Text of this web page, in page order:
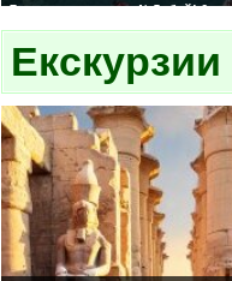
7 нощувки в хотел 4* Дубай! 6
обяд и 5 екскурзии включени в